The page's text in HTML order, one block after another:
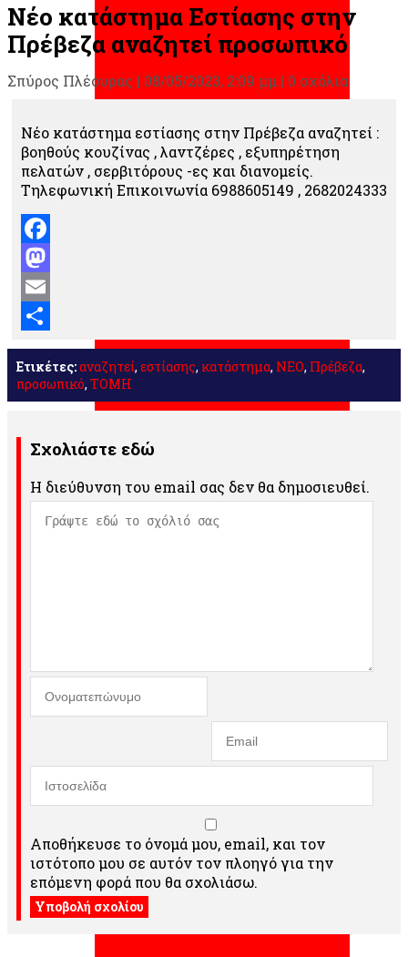
Νέο κατάστημα Εστίασης στην
Πρέβεζα αναζητεί προσωπικό
Σπύρος Πλέουρας | 08/05/2023, 2:09 μμ | 0 σχόλια
Νέο κατάστημα εστίασης στην Πρέβεζα αναζητεί :
βοηθούς κουζίνας , λαντζέρες , εξυπηρέτηση
πελατών , σερβιτόρους -ες και διανομείς.
Τηλεφωνική Επικοινωνία 6988605149 , 2682024333
Facebook
Mastodon
Email
Μοιραστείτε
Ετικέτες:αναζητεί, εστίασης, κατάστημα, ΝΕΟ, Πρέβεζα,
προσωπικό, ΤΟΜΗ
Σχολιάστε εδώ
Η διεύθυνση του email σας δεν θα δημοσιευθεί.
Αποθήκευσε το όνομά μου, email, και τον
ιστότοπο μου σε αυτόν τον πλοηγό για την
επόμενη φορά που θα σχολιάσω.